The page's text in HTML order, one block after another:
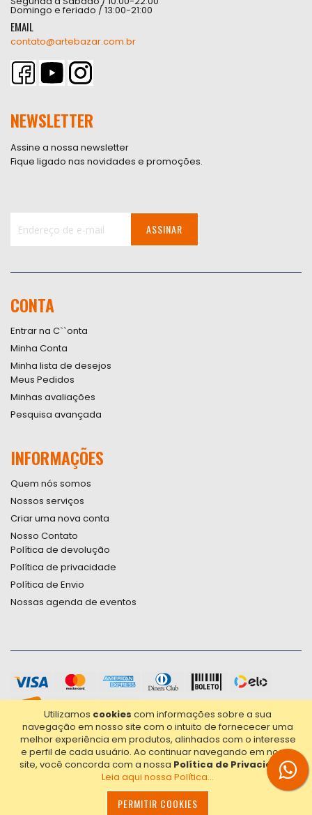
Utilizamos cookies com informações sobre a sua
navegação em nosso site com o intuito de fornececer uma
melhor experiência em produtos, alinhados com o interesse
e perfil de cada usuário. Ao continuar navegando em nosso
site, você concorda com a nossa Política de Privacidade.
Leia aqui nossa Política...
PERMITIR COOKIES
Domingo e feriado / 13:00-21:00
EMAIL
contato@artebazar.com.br
NEWSLETTER
Assine a nossa newsletter
Fique ligado nas novidades e promoções.
Newsletter:
ASSINAR
CONTA
Entrar na C``onta
Minha Conta
Minha lista de desejos
Meus Pedidos
Minhas avaliações
Pesquisa avançada
INFORMAÇÕES
Quem nós somos
Nossos serviços
Criar uma nova conta
Nosso Contato
Política de devolução
Política de privacidade
Política de Envio
Nossas agenda de eventos
2021© Copyright Poligrafica Bazar Ltda- CNPJ 42.500.090/0001-
20 - Todos os direitos reservados.